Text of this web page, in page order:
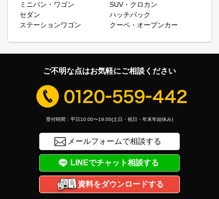
ミニバン・ワゴン
SUV・クロカン
セダン
ハッチバック
ステーションワゴン
クーペ・オープンカー
ご不明な点はお気軽にご相談ください
受付時間：平日10:00〜19:00(土日・祝日・年末年始休み)
メールフォームで相談する
LINEでチャット相談する
資料をダウンロードする